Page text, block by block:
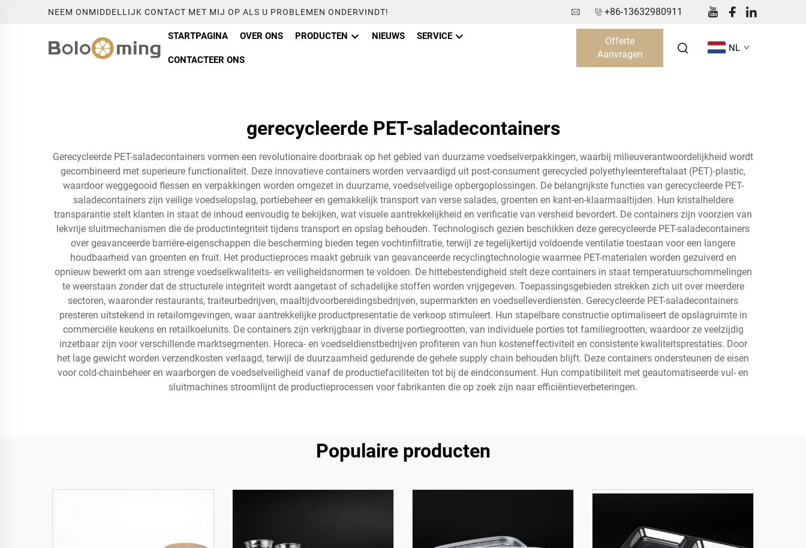
NEEM ONMIDDELLIJK CONTACT MET MIJ OP ALS U PROBLEMEN ONDERVINDT! +86-13632980911
STARTPAGINA OVER ONS PRODUCTEN NIEUWS SERVICE
CONTACTEER ONS
Offerte
Aanvragen
NL
gerecycleerde PET-saladecontainers
Gerecycleerde PET-saladecontainers vormen een revolutionaire doorbraak op het gebied van duurzame voedselverpakkingen, waarbij milieuverantwoordelijkheid wordt
gecombineerd met superieure functionaliteit. Deze innovatieve containers worden vervaardigd uit post-consument gerecycled polyethyleentereftalaat (PET)-plastic,
waardoor weggegooid flessen en verpakkingen worden omgezet in duurzame, voedselveilige opbergoplossingen. De belangrijkste functies van gerecycleerde PET-
saladecontainers zijn veilige voedselopslag, portiebeheer en gemakkelijk transport van verse salades, groenten en kant-en-klaarmaaltijden. Hun kristalheldere
transparantie stelt klanten in staat de inhoud eenvoudig te bekijken, wat visuele aantrekkelijkheid en verificatie van versheid bevordert. De containers zijn voorzien van
lekvrije sluitmechanismen die de productintegriteit tijdens transport en opslag behouden. Technologisch gezien beschikken deze gerecycleerde PET-saladecontainers
over geavanceerde barriëre-eigenschappen die bescherming bieden tegen vochtinfiltratie, terwijl ze tegelijkertijd voldoende ventilatie toestaan voor een langere
houdbaarheid van groenten en fruit. Het productieproces maakt gebruik van geavanceerde recyclingtechnologie waarmee PET-materialen worden gezuiverd en
opnieuw bewerkt om aan strenge voedselkwaliteits- en veiligheidsnormen te voldoen. De hittebestendigheid stelt deze containers in staat temperatuurschommelingen
te weerstaan zonder dat de structurele integriteit wordt aangetast of schadelijke stoffen worden vrijgegeven. Toepassingsgebieden strekken zich uit over meerdere
sectoren, waaronder restaurants, traiteurbedrijven, maaltijdvoorbereidingsbedrijven, supermarkten en voedselleverdiensten. Gerecycleerde PET-saladecontainers
presteren uitstekend in retailomgevingen, waar aantrekkelijke productpresentatie de verkoop stimuleert. Hun stapelbare constructie optimaliseert de opslagruimte in
commerciële keukens en retailkoelunits. De containers zijn verkrijgbaar in diverse portiegrootten, van individuele porties tot familiegrootten, waardoor ze veelzijdig
inzetbaar zijn voor verschillende marktsegmenten. Horeca- en voedseldienstbedrijven profiteren van hun kosteneffectiviteit en consistente kwaliteitsprestaties. Door
het lage gewicht worden verzendkosten verlaagd, terwijl de duurzaamheid gedurende de gehele supply chain behouden blijft. Deze containers ondersteunen de eisen
voor cold-chainbeheer en waarborgen de voedselveiligheid vanaf de productiefaciliteiten tot bij de eindconsument. Hun compatibiliteit met geautomatiseerde vul- en
sluitmachines stroomlijnt de productieprocessen voor fabrikanten die op zoek zijn naar efficiëntieverbeteringen.
Populaire producten